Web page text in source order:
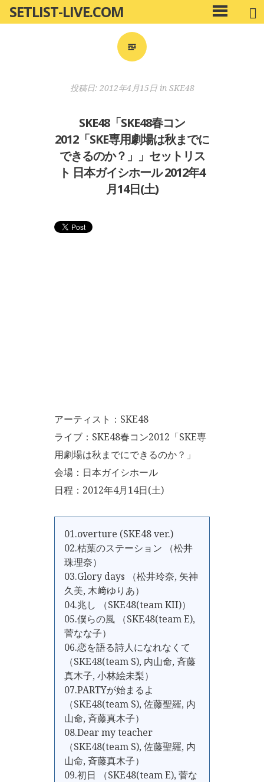
ン
SETLIST-LIVE.COM
メ
イ
投稿日: 2012年4月15日in SKE48
SKE48「SKE48春コン
2012「SKE専用劇場は秋までに
できるのか？」」セットリス
ト 日本ガイシホール 2012年4
月14日(土)
アーティスト：SKE48
ライブ：SKE48春コン2012「SKE専
用劇場は秋までにできるのか？」
会場：日本ガイシホール
日程：2012年4月14日(土)
01.overture (SKE48 ver.)
02.枯葉のステーション （松井
珠理奈）
03.Glory days （松井玲奈, 矢神
久美, 木﨑ゆりあ）
04.兆し （SKE48(team KII)）
05.僕らの風 （SKE48(team E),
菅なな子）
06.恋を語る詩人になれなくて
（SKE48(team S), 内山命, 斉藤
真木子, 小林絵未梨）
07.PARTYが始まるよ
（SKE48(team S), 佐藤聖羅, 内
山命, 斉藤真木子）
08.Dear my teacher
（SKE48(team S), 佐藤聖羅, 内
山命, 斉藤真木子）
09.初日 （SKE48(team E), 菅な